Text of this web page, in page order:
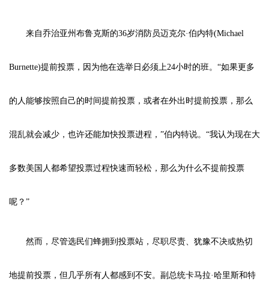
来自乔治亚州布鲁克斯的36岁消防员迈克尔·伯内特(Michael
Burnette)提前投票，因为他在选举日必须上24小时的班。“如果更多
的人能够按照自己的时间提前投票，或者在外出时提前投票，那么
混乱就会减少，也许还能加快投票进程，”伯内特说。“我认为现在大
多数美国人都希望投票过程快速而轻松，那么为什么不提前投票
呢？”
然而，尽管选民们蜂拥到投票站，尽职尽责、犹豫不决或热切
地提前投票，但几乎所有人都感到不安。副总统卡马拉·哈里斯和特